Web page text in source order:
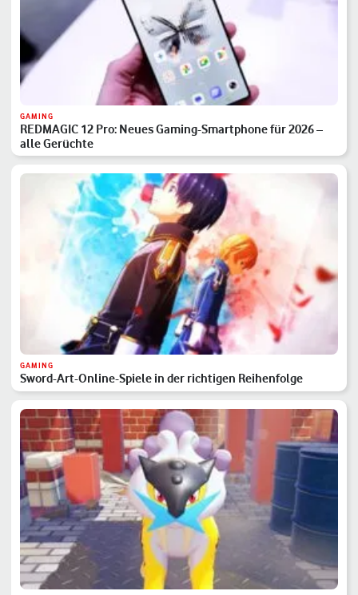
GAMING
REDMAGIC 12 Pro: Neues Gaming-Smartphone für 2026 –
alle Gerüchte
GAMING
Sword-Art-Online-Spiele in der richtigen Reihenfolge